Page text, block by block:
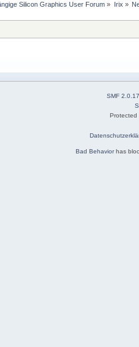
Silicon Graphics User Forum » Irix »
SMF 2.0.17
Bad Behaviorhas